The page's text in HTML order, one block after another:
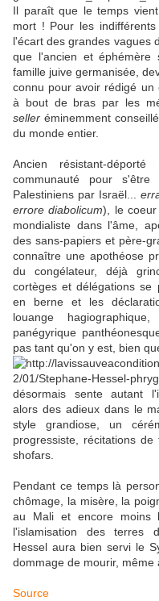
Il paraît que le temps
mort ! Pour les
l'écart des grandes vagues
que l'ancien et éphémère
famille juive germanisée,
connu pour avoir rédigé un
à bout de bras par les
seller éminemment
du monde entier.
Ancien résistant-
communauté pour s'être
Palestiniens par Israël...
errore diabolicum), le coeur
mondialiste dans l'âme,
des sans-papiers et père-
connaître une apothéose
du congélateur, déjà
cortèges et délégations se
en berne et les
louange
panégyrique
pas tant qu'on y est, bien
désormais sente autant
alors des adieux dans le
style grandiose, un
progressiste, récitations
shofars.
Pendant ce temps là
chômage, la misère, la
au Mali et encore moins
l'islamisation des terres
Hessel aura bien servi le
dommage de mourir, même
Source